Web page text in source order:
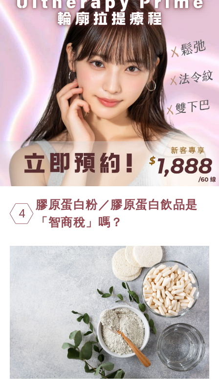
4
膠原蛋白粉／膠原蛋白飲品是
「智商稅」嗎？